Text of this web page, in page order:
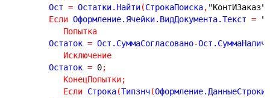
Ост = Остатки.Найти(СтрокаПоиска, "КонтИЗаказ"
Если Оформление.Ячейки.ВидДокумента.Текст =
Попытка
Остаток = Ост.СуммаСогласовано-
Исключение
Остаток = 0;
КонецПопытки;
Если Строка(Типзнч(